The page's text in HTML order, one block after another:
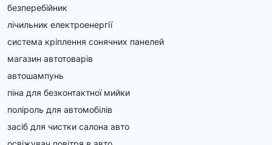
для довговічної служби.
Застосування муфт CamLock
Муфти для рідин та газів:
використання в нафтохімічній, харчовій та
фармацевтичній промисловості.
Муфти для АЗС: Застосовуються для безпечної
станціях.
Муфта CamLock для перекачування палива:
Використовується в мобільних та стаціонарних
безперебійник
лічильник електроенергії
система кріплення сонячних панелей
магазин автотоварів
автошампунь
піна для безконтактної мийки
поліроль для автомобілів
засіб для чистки салона авто